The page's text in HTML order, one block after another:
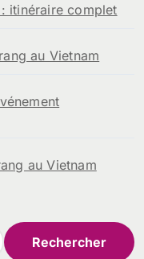
itinéraire complet
au Vietnam
au Vietnam